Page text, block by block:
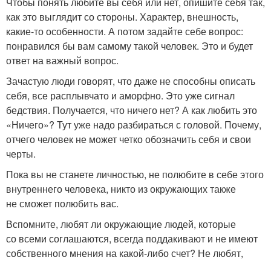
как это выглядит со стороны. Характер, внешность,
какие-то особенности. А потом задайте себе вопрос:
понравился бы вам самому такой человек. Это и будет
ответ на важный вопрос.
Зачастую люди говорят, что даже не способны описать
себя, все расплывчато и аморфно. Это уже сигнал
бедствия. Получается, что ничего нет? А как любить это
«Ничего»? Тут уже надо разбираться с головой. Почему,
отчего человек не может четко обозначить себя и свои
черты.
Пока вы не станете личностью, не полюбите в себе этого
внутреннего человека, никто из окружающих также
не сможет полюбить вас.
Вспомните, любят ли окружающие людей, которые
со всеми соглашаются, всегда поддакивают и не имеют
собственного мнения на какой-либо счет? Не любят,